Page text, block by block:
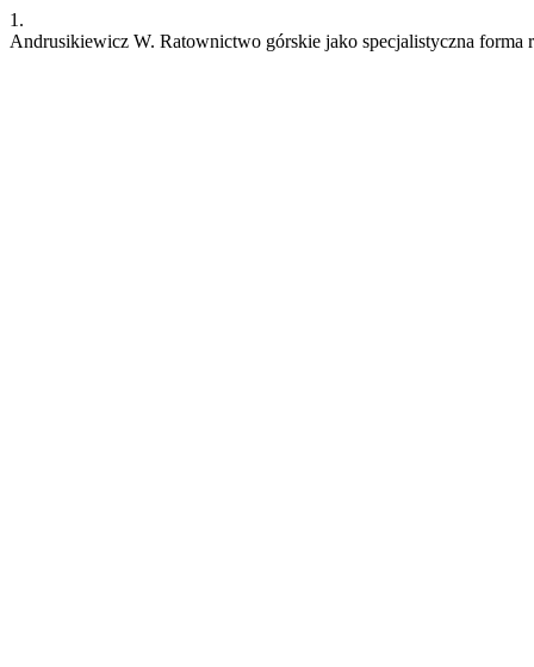
1.
Andrusikiewicz W. Ratownictwo górskie jako specjalistyczna forma